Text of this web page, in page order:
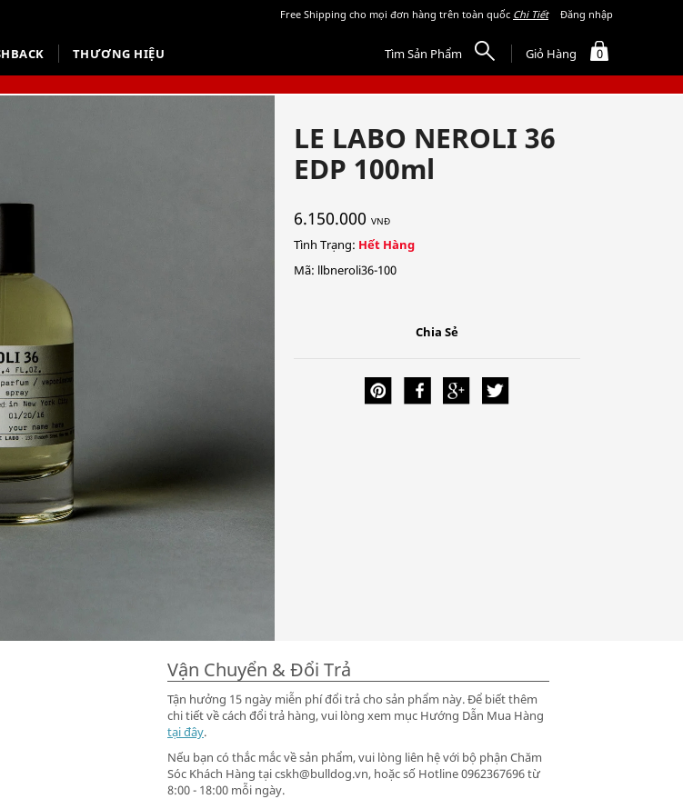
THƯƠNG HIỆU Tìm Sản Phẩm Giỏ Hàng 0
Free Shipping cho mọi đơn hàng trên toàn quốc Chi Tiết Đăng nhập
LE LABO NEROLI 36
EDP 100ml
6.150.000 VNĐ
Tình Trạng: Hết Hàng
Mã: llbneroli36-100
Chia Sẻ
Vận Chuyển & Đổi Trả
Tận hưởng 15 ngày miễn phí đổi trả cho sản phẩm này. Để biết thêm
chi tiết về cách đổi trả hàng, vui lòng xem mục Hướng Dẫn Mua Hàng
tại đây.
Nếu bạn có thắc mắc về sản phẩm, vui lòng liên hệ với bộ phận Chăm
Sóc Khách Hàng tại cskh@bulldog.vn, hoặc số Hotline 0962367696 từ
8:00 - 18:00 mỗi ngày.